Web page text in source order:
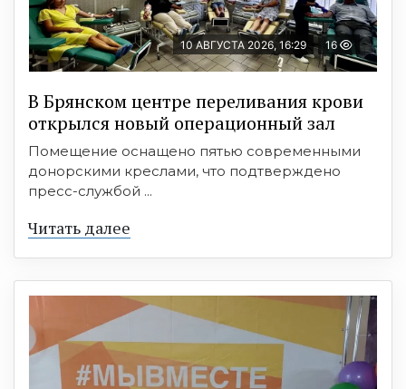
10 АВГУСТА 2026, 16:29 16
В Брянском центре переливания крови
открылся новый операционный зал
Помещение оснащено пятью современными
донорскими креслами, что подтверждено
пресс-службой ...
Читать далее